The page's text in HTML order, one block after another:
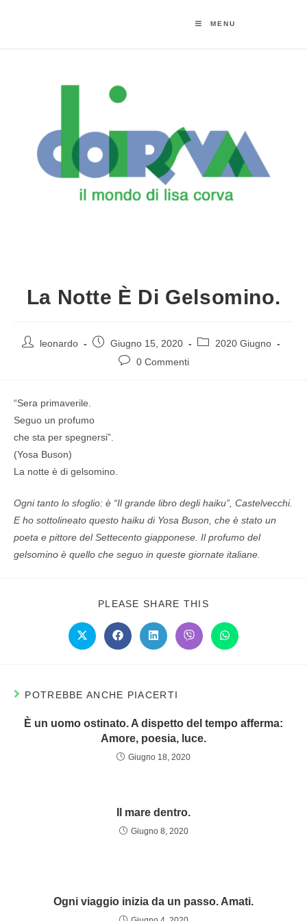
MENU
La Notte È Di Gelsomino.
leonardo Giugno 15, 2020
2020 Giugno
0 Commenti
“Sera primaverile.
Seguo un profumo
che sta per spegnersi”.
(Yosa Buson)
La notte è di gelsomino.
Ogni tanto lo sfoglio: è “Il grande libro degli haiku”, Castelvecchi.
E ho sottolineato questo haiku di Yosa Buson, che è stato un
poeta e pittore del Settecento giapponese. Il profumo del
gelsomino è quello che seguo in queste giornate italiane.
PLEASE SHARE THIS
POTREBBE ANCHE PIACERTI
È un uomo ostinato. A dispetto del tempo afferma:
Amore, poesia, luce.
Giugno 18, 2020
Il mare dentro.
Giugno 8, 2020
Ogni viaggio inizia da un passo. Amati.